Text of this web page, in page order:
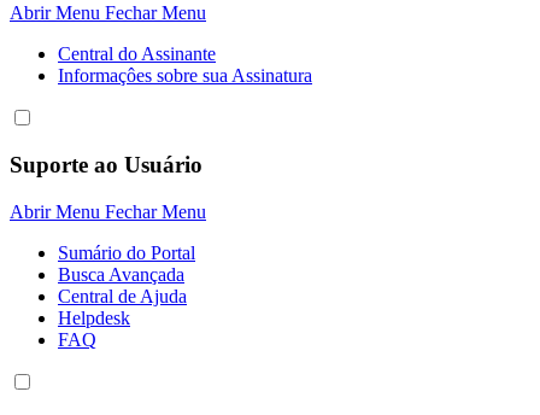
Abrir Menu Fechar Menu
Central do Assinante
Informaçôes sobre sua Assinatura
Suporte ao Usuário
Abrir Menu Fechar Menu
Sumário do Portal
Busca Avançada
Central de Ajuda
Helpdesk
FAQ